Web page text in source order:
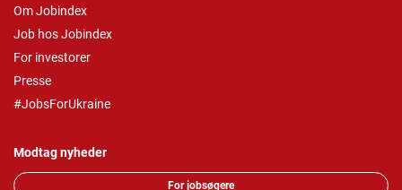
Om Jobindex
Job hos Jobindex
For investorer
Presse
#JobsForUkraine
Modtag nyheder
For jobsøgere